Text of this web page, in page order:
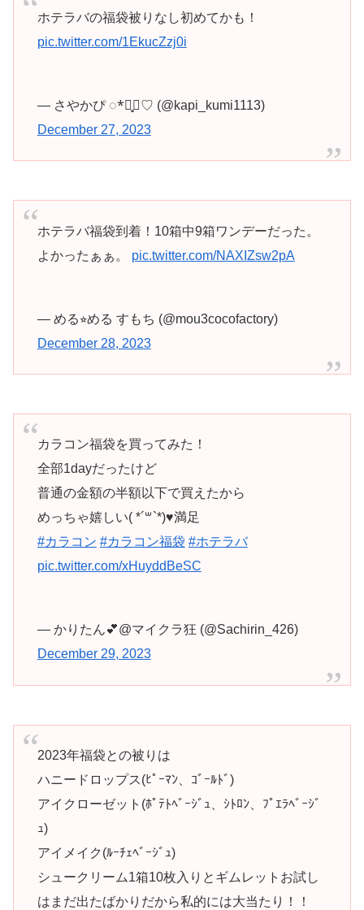
ホテラバの福袋被りなし初めてかも！
pic.twitter.com/1EkucZzj0i
— さやかぴ ◌*⃝̥◍♡ (@kapi_kumi1113)
December 27, 2023
ホテラバ福袋到着！10箱中9箱ワンデーだった。
よかったぁぁ。 pic.twitter.com/NAXIZsw2pA
— める⭐︎める すもち (@mou3cocofactory)
December 28, 2023
カラコン福袋を買ってみた！
全部1dayだったけど
普通の金額の半額以下で買えたから
めっちゃ嬉しい(​ *´꒳`*​)♥️満足
#カラコン #カラコン福袋 #ホテラバ
pic.twitter.com/xHuyddBeSC
— かりたん︎💕︎@マイクラ狂 (@Sachirin_426)
December 29, 2023
2023年福袋との被りは
ハニードロップス(ﾋﾟｰﾏﾝ、ｺﾞｰﾙﾄﾞ)
アイクローゼット(ﾎﾟﾃﾄﾍﾞｰｼﾞｭ、ｼﾄﾛﾝ、ﾌﾟｴﾗﾍﾞｰｼﾞ
ｭ)
アイメイク(ﾙｰﾁｪﾍﾞｰｼﾞｭ)
シュークリーム1箱10枚入りとギムレットお試し
はまだ出たばかりだから私的には大当たり！！